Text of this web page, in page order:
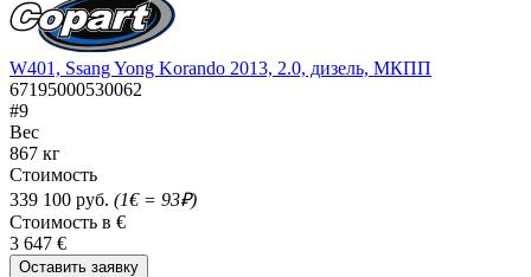
W401, Ssang Yong Korando 2013, 2.0, дизель, МКПП
67195000530062
#9
Вес
867 кг
Стоимость
339 100 руб. (1€ = 93₽)
Стоимость в €
3 647 €
Оставить заявку